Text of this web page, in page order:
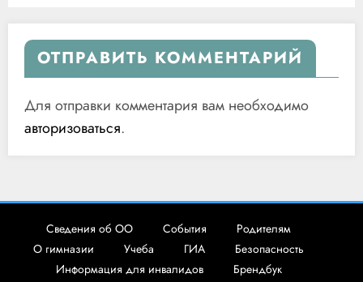
ОТПРАВИТЬ КОММЕНТАРИЙ
Для отправки комментария вам необходимо
авторизоваться.
Сведения об ОО События
Родителям
О гимназии
Учеба ГИА
Безопасность
Информация для инвалидов
Брендбук